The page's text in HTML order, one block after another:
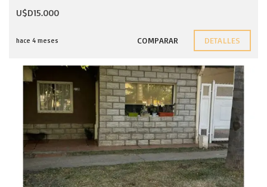
U$D15.000
hace 4 meses COMPARAR DETALLES